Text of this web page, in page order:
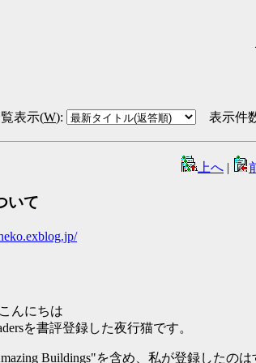
表示(W): 表示件
上へ |
いて
んにちは
を書評登録した夜行猫です。
Buildings"を含め、私が登録したのは